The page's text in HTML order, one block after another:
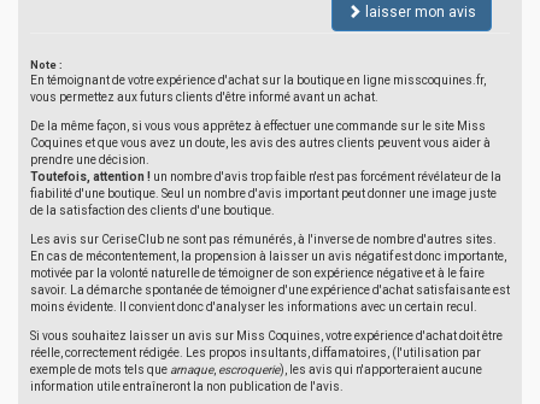
laisser mon avis
Note :
En témoignant de votre expérience d'achat sur la boutique en ligne misscoquines.fr,
vous permettez aux futurs clients d'être informé avant un achat.
De la même façon, si vous vous apprêtez à effectuer une commande sur le site Miss
Coquines et que vous avez un doute, les avis des autres clients peuvent vous aider à
prendre une décision.
Toutefois, attention ! un nombre d'avis trop faible n'est pas forcément révélateur de la
fiabilité d'une boutique. Seul un nombre d'avis important peut donner une image juste
de la satisfaction des clients d'une boutique.
Les avis sur CeriseClub ne sont pas rémunérés, à l'inverse de nombre d'autres sites.
En cas de mécontentement, la propension à laisser un avis négatif est donc importante,
motivée par la volonté naturelle de témoigner de son expérience négative et à le faire
savoir. La démarche spontanée de témoigner d'une expérience d'achat satisfaisante est
moins évidente. Il convient donc d'analyser les informations avec un certain recul.
Si vous souhaitez laisser un avis sur Miss Coquines, votre expérience d'achat doit être
réelle, correctement rédigée. Les propos insultants, diffamatoires, (l'utilisation par
exemple de mots tels que arnaque, escroquerie), les avis qui n'apporteraient aucune
information utile entraîneront la non publication de l'avis.